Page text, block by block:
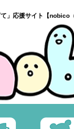
て」応援サイト【